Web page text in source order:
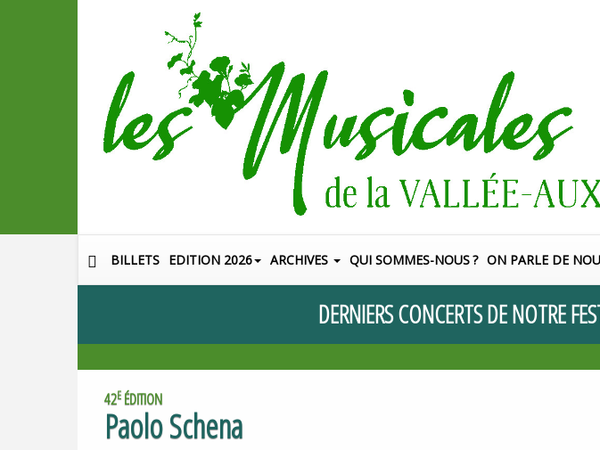
BILLETS EDITION 2026 ARCHIVES QUI SOMMES-NOUS? ON PARLE DE
DERNIERSCONCERTSDENOTRE
42E ÉDITION
Paolo Schena